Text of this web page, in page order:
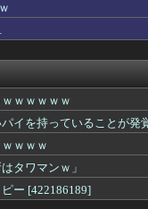
ｗｗｗ
』をして炎上
せてしまうwww
ャンポケ斉藤の不同意性交
前と同レベルなの(ドン引き
川崎重工が35年発売目指
事案で逮捕 宮崎は全身...
嗅ぎたいか？ｗｗｗｗｗｗ
回数がこちら
ｗｗｗｗｗ
イを持っていることが
ｗｗｗ
タワマンｗ」
ー [422186189]